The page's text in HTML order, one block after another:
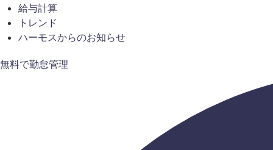
給与計算
トレンド
ハーモスからのお知らせ
無料で勤怠管理